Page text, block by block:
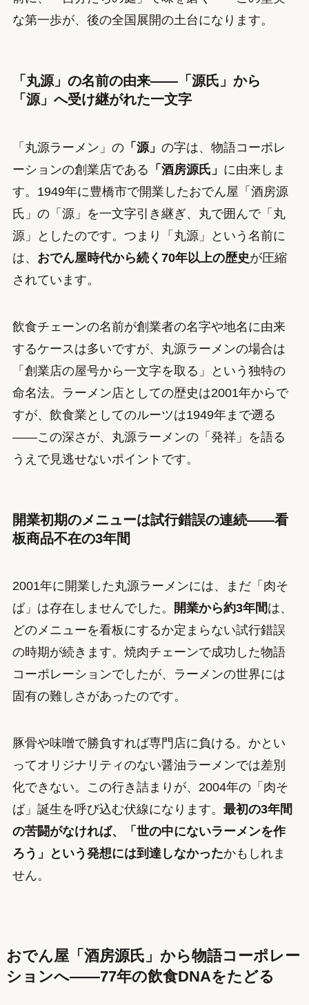
な第一歩が、後の全国展開の土台になります。
「丸源」の名前の由来——「源氏」から
「源」へ受け継がれた一文字
「丸源ラーメン」の「源」 の字は、物語コーポレ
ーションの創業店である 「酒房源氏」 に由来しま
す。1949年に豊橋市で開業したおでん屋「酒房源
氏」の「源」を一文字引き継ぎ、丸で囲んで「丸
源」としたのです。つまり「丸源」という名前に
は、 おでん屋時代から続く70年以上の歴史が圧縮
されています。
飲食チェーンの名前が創業者の名字や地名に由来
するケースは多いですが、丸源ラーメンの場合は
「創業店の屋号から一文字を取る」という独特の
命名法。ラーメン店としての歴史は2001年からで
すが、飲食業としてのルーツは1949年まで遡る
——この深さが、丸源ラーメンの「発祥」を語る
うえで見逃せないポイントです。
開業初期のメニューは試行錯誤の連続——看
板商品不在の3年間
2001年に開業した丸源ラーメンには、まだ「肉そ
ば」は存在しませんでした。
開業から約3年間は、
どのメニューを看板にするか定まらない試行錯誤
の時期が続きます。焼肉チェーンで成功した物語
コーポレーションでしたが、ラーメンの世界には
固有の難しさがあったのです。
豚骨や味噌で勝負すれば専門店に負ける。かとい
ってオリジナリティのない醤油ラーメンでは差別
化できない。この行き詰まりが、2004年の「肉そ
ば」誕生を呼び込む伏線になります。 最初の3年間
の苦闘がなければ、「世の中にないラーメンを作
ろう」という発想には到達しなかったかもしれま
せん。
おでん屋「酒房源氏」から物語コーポレー
ションへ——77年の飲食DNAをたどる